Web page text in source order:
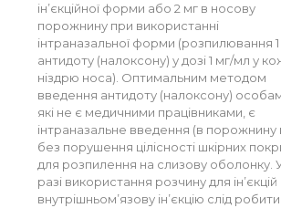
ін’єкційної форми або 2 мг в носову
порожнину при використанні
інтраназальної форми (розпилювання
антидоту (налоксону) у дозі 1 мг/мл у
ніздрю носа). Оптимальним методом
введення антидоту (налоксону)
які не є медичними працівниками, є
інтраназальне введення (в порожнину
без порушення цілісності шкірних
для розпилення на слизову оболонку.
разі використання розчину для ін’єкцій
внутрішньом’язову ін’єкцію слід